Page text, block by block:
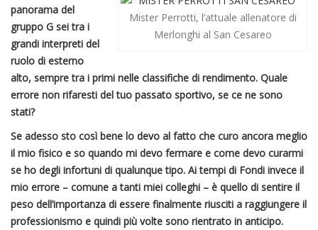
Mister Perrotti, l’attuale allenatore di
Merlonghi al San Cesareo
panorama del
gruppo G sei tra i
grandi interpreti del
ruolo di esterno
alto, sempre tra i primi nelle classifiche di rendimento. Quale
errore non rifaresti del tuo passato sportivo, se ce ne sono
stati?
Se adesso sto così bene lo devo al fatto che curo ancora meglio
il mio fisico e so quando mi devo fermare e come devo curarmi
se ho degli infortuni di qualunque tipo. Ai tempi di Fondi invece il
mio errore – comune a tanti miei colleghi – è quello di sentire il
peso dell’importanza di essere finalmente riusciti a raggiungere il
professionismo e quindi più volte sono rientrato in anticipo.